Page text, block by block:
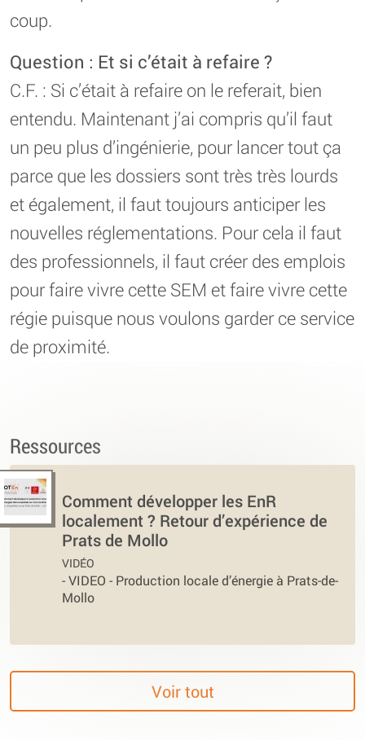
coup.
Question : Et si c’était à refaire ?
C.F. : Si c’était à refaire on le referait, bien
entendu. Maintenant j’ai compris qu’il faut
un peu plus d’ingénierie, pour lancer tout ça
parce que les dossiers sont très très lourds
et également, il faut toujours anticiper les
nouvelles réglementations. Pour cela il faut
des professionnels, il faut créer des emplois
pour faire vivre cette SEM et faire vivre cette
régie puisque nous voulons garder ce service
de proximité.
Ressources
Comment développer les EnR
localement ? Retour d’expérience de
Prats de Mollo
VIDÉO
-VIDEO - Production locale d’énergie à Prats-de-
Mollo
Voir tout